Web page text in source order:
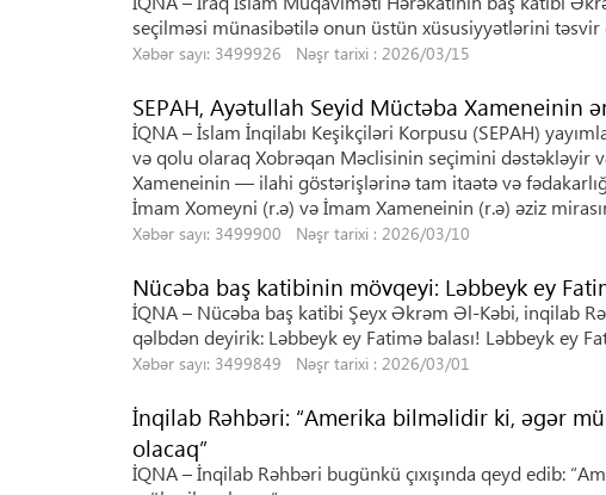
seçilməsi münasibətilə onun üstün xüsusiyyətlərini təsvir
Xəbər sayı: 3499926 Nəşr tarixi : 2026/03/15
SEPAH, Ayətullah Seyid Müctəba
İQNA – İslam İnqilabı Keşikçiləri Korpusu (SEPAH)
və qolu olaraq Xobrəqan Məclisinin seçimini dəstəkləyir
Xameneinin — ilahi göstərişlərinə tam itaətə və
İmam Xomeyni (r.ə) və İmam Xameneinin (r.ə) əziz
Xəbər sayı: 3499900 Nəşr tarixi : 2026/03/10
Nücəba baş katibinin mövqeyi: Ləbbeyk ey
İQNA – Nücəba baş katibi Şeyx Əkrəm Əl-Kəbi, inqilab
qəlbdən deyirik: Ləbbeyk ey Fatimə balası! Ləbbeyk ey
Xəbər sayı: 3499849 Nəşr tarixi : 2026/03/01
İnqilab Rəhbəri: “Amerika bilməlidir ki, əgər
olacaq”
İQNA – İnqilab Rəhbəri bugünkü çıxışında qeyd edib: